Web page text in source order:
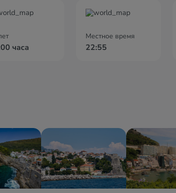
часа
Местное время
22:55